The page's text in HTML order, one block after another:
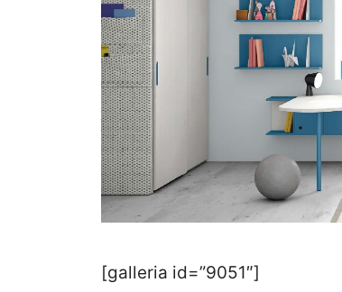
[galleria id=”9051″]